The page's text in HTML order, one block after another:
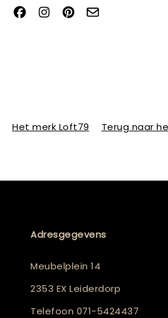
Het merk Loft79 Terug naar
Adresgegevens
Meubelplein 14
2353 EX Leiderdorp
Telefoon 071-5424437